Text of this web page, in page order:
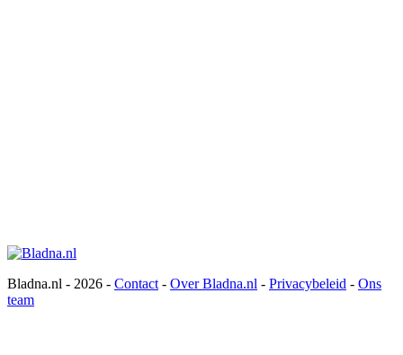
Bladna.nl - 2026 - Contact - Over Bladna.nl - Privacybeleid - Ons
team